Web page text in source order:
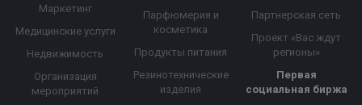
Маркетинг
Медицинские услуги
Недвижимость
Организация
мероприятий
Парфюмерия и
косметика
Продукты питания
Резинотехнические
изделия
Партнерская сеть
Проект «Вас ждут
регионы»
Первая
социальная биржа